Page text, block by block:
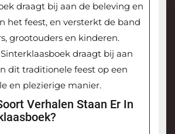
draagt bij aan de beleving en
het feest, en versterkt de band
grootouders en kinderen.
draagt bij aan
dit traditionele feest op een
en plezierige manier.
Verhalen Staan Er In